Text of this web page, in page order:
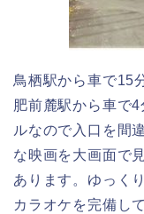
鳥栖駅から車で15
肥前麓駅から車で
ルなので入口を間
な映画を大画面で
あります。ゆっく
カラオケを完備し